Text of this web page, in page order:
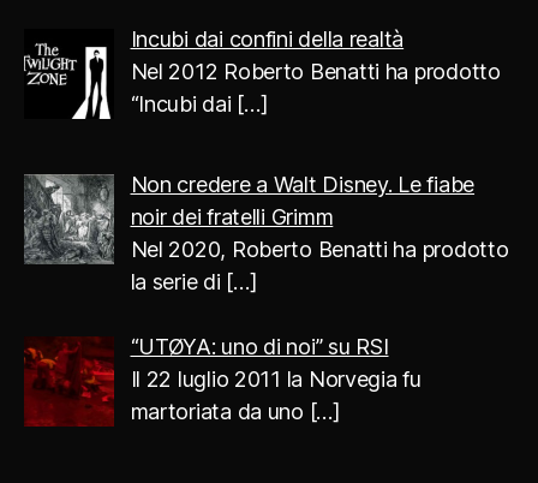
Incubi dai confini della realtà
Nel 2012 Roberto Benatti ha prodotto
“Incubi dai […]
Non credere a Walt Disney. Le fiabe
noir dei fratelli Grimm
Nel 2020, Roberto Benatti ha prodotto
la serie di […]
“UTØYA: uno di noi” su RSI
Il 22 luglio 2011 la Norvegia fu
martoriata da uno […]